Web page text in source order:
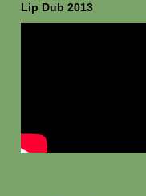
Lip Dub 2013